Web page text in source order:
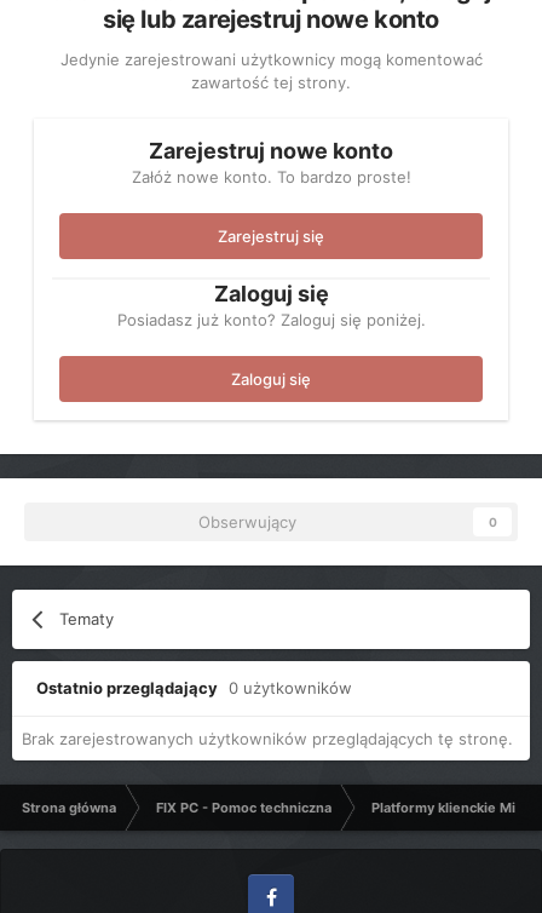
się lub zarejestruj nowe konto
Jedynie zarejestrowani użytkownicy mogą komentować
zawartość tej strony.
Zarejestruj nowe konto
Załóż nowe konto. To bardzo proste!
Zarejestruj się
Zaloguj się
Posiadasz już konto? Zaloguj się poniżej.
Zaloguj się
Obserwujący 0
Tematy
Ostatnio przeglądający 0 użytkowników
Brak zarejestrowanych użytkowników przeglądających tę stronę.
Strona główna FIX PC - Pomoc techniczna Platformy klienckie